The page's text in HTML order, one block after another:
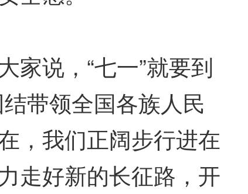
说，“七一”就要到
带领全国各族人民
，我们正阔步行进在
走好新的长征路，开